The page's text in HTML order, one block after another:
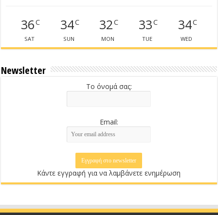
36C
SAT
34C
SUN
32C
MON
33C
TUE
34C
WED
Newsletter
Το όνομά σας:
Email:
Κάντε εγγραφή για να λαμβάνετε ενημέρωση